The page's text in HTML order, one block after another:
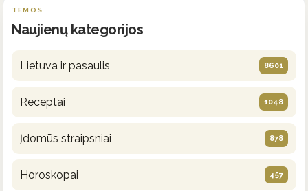
TEMOS
Naujienų kategorijos
Lietuva ir pasaulis 8601
Receptai 1048
Įdomūs straipsniai 878
Horoskopai 457